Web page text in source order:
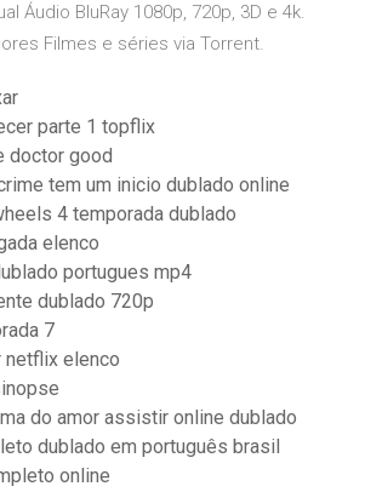
Áudio BluRay 1080p, 720p, 3D e 4k.
Filmes e séries via Torrent.
parte 1 topflix
doctor good
tem um inicio dublado online
4 temporada dublado
elenco
portugues mp4
dublado 720p
7
netflix elenco
do amor assistir online dublado
dublado em português brasil
online